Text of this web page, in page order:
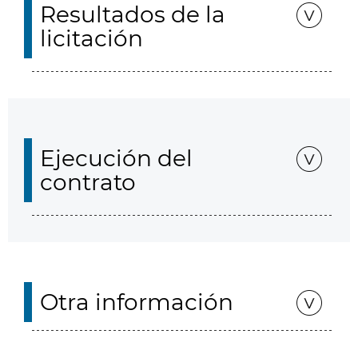
Resultados de la
licitación
Ejecución del
contrato
Otra información